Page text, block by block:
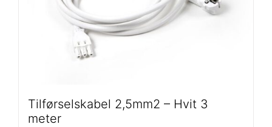
Tilførselskabel 2,5mm2 – Hvit 3
meter